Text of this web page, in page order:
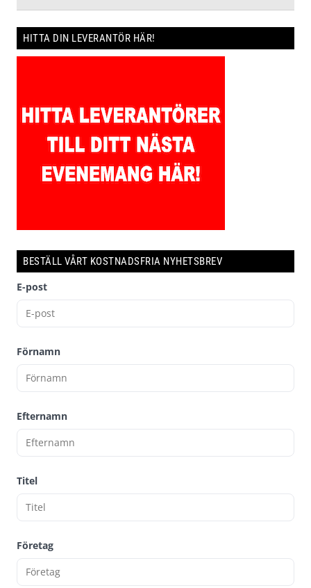
HITTA DIN LEVERANTÖR HÄR!
BESTÄLL VÅRT KOSTNADSFRIA NYHETSBREV
E-post
Förnamn
Efternamn
Titel
Företag